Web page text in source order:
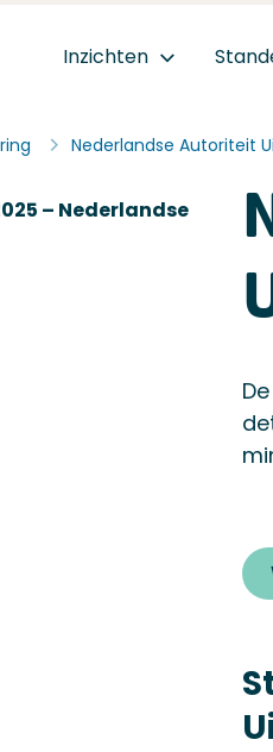
Inzichten
Nederlandse Autoriteit
– Nederlandse
afzender/